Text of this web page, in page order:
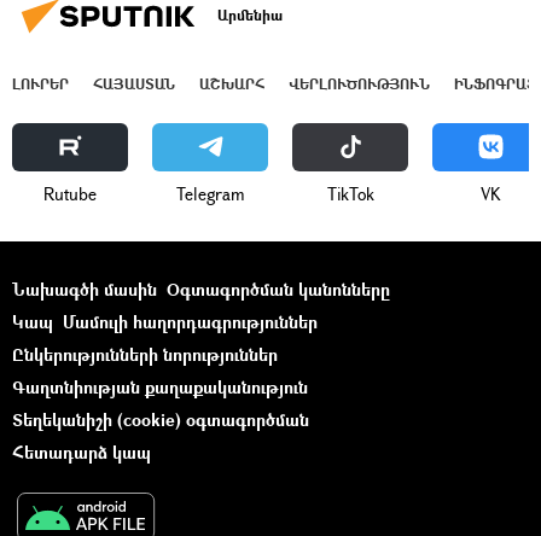
Արմենիա
ԼՈՒՐԵՐ ՀԱՅԱՍՏԱՆ ԱՇԽԱՐՀ ՎԵՐԼՈՒԾՈՒԹՅՈՒՆ
Rutube Telegram ТikТоk VK
Նախագծի մասին Օգտագործման կանոնները
Կապ Մամուլի հաղորդագրություններ
Ընկերությունների նորություններ
Գաղտնիության քաղաքականություն
Տեղեկանիշի (cookie) օգտագործման
Հետադարձ կապ